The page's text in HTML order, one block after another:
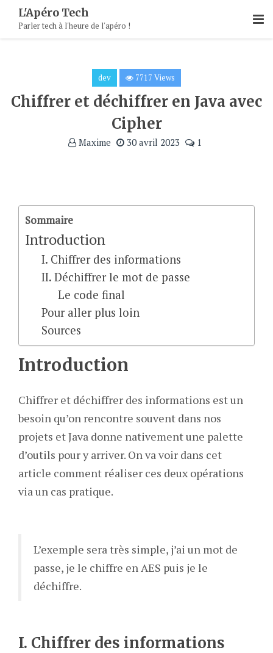
Content
L'Apéro Tech
Parler tech à l'heure de l'apéro !
dev 7717 Views
Chiffrer et déchiffrer en Java avec
Cipher
Maxime 30 avril 2023 1
Sommaire
Introduction
I. Chiffrer des informations
II. Déchiffrer le mot de passe
Le code final
Pour aller plus loin
Sources
Introduction
Chiffrer et déchiffrer des informations est un
besoin qu’on rencontre souvent dans nos
projets et Java donne nativement une palette
d’outils pour y arriver. On va voir dans cet
article comment réaliser ces deux opérations
via un cas pratique.
L’exemple sera très simple, j’ai un mot de
passe, je le chiffre en AES puis je le
déchiffre.
I. Chiffrer des informations